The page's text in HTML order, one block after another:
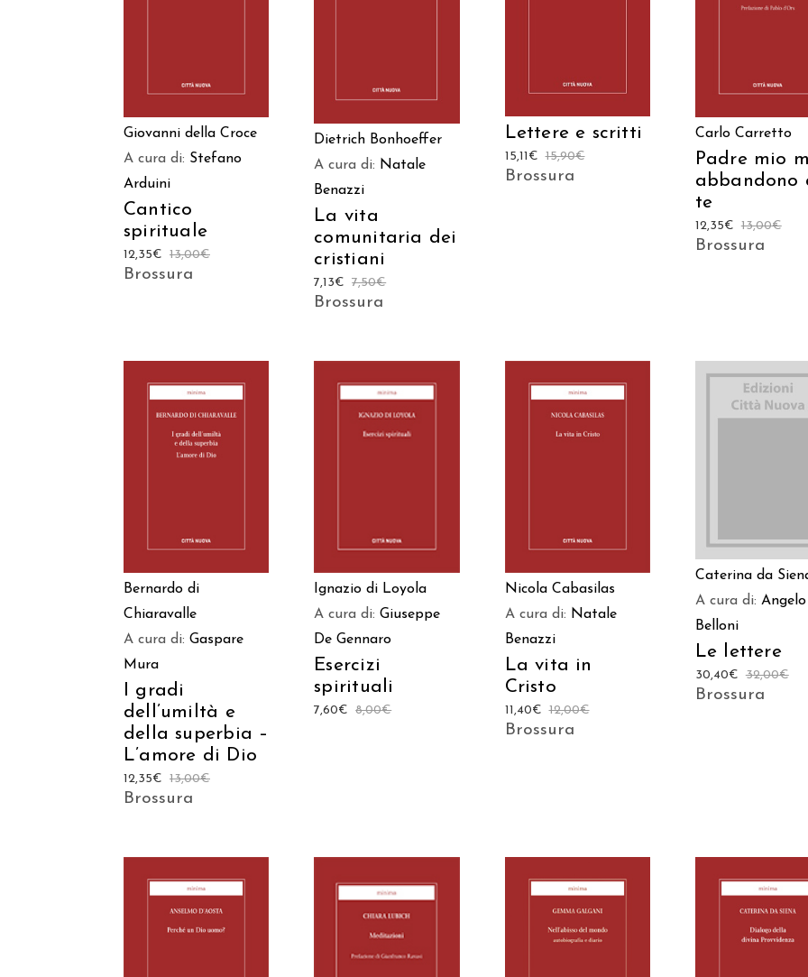
Giovanni della Croce
A cura di: Stefano
Arduini
Cantico
spirituale
13,00€
12,35€
Brossura
Dietrich Bonhoeffer
A cura di: Natale
Benazzi
La vita
comunitaria dei
cristiani
7,50€
7,13€
Brossura
Lettere e scritti
15,90€
15,11 €
Brossura
Carlo Carretto
Padre mio
abbandono
te
13,00€
12,35€
Brossura
AGGIUNGI AL
Bernardo di
Chiaravalle
A cura di: Gaspare
Mura
I gradi
dell’umiltà e
della superbia –
L’amore di Dio
13,00€
12,35€
Brossura
Ignazio di Loyola
A cura di:Giuseppe
De Gennaro
Esercizi
spirituali
8,00€
7,60€
Nicola Cabasilas
A cura di: Natale
Benazzi
La vita in
Cristo
12,00€
11,40€
Brossura
Caterina da
A cura di: Angelo
Belloni
Le lettere
32,00€
30,40€
Brossura
AGGIUNGI AL